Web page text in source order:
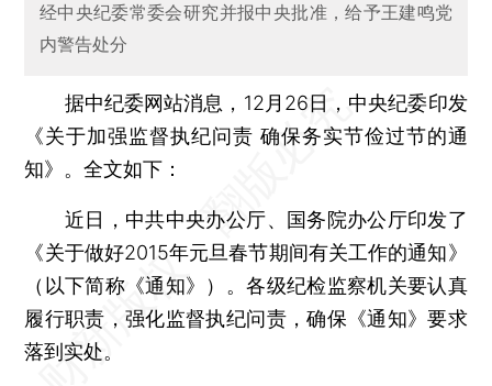
经中央纪委常委会研究并报中央批准，给予王建鸣党
内警告处分
据中纪委网站消息，12月26日，中央纪委印发
《关于加强监督执纪问责 确保务实节俭过节的通
知》。全文如下：
近日，中共中央办公厅、国务院办公厅印发了
《关于做好2015年元旦春节期间有关工作的通知》
（以下简称《通知》）。各级纪检监察机关要认真
履行职责，强化监督执纪问责，确保《通知》要求
落到实处。